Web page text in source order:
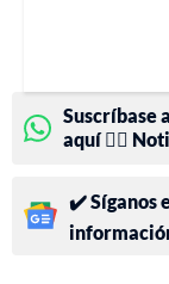
Suscríbase
aquí 👉🏻
✔️ Síganos